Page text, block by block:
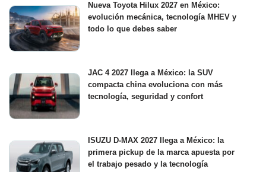
Nueva Toyota Hilux 2027 en México:
evolución mecánica, tecnología MHEV y
todo lo que debes saber
JAC 4 2027 llega a México: la SUV
compacta china evoluciona con más
tecnología, seguridad y confort
ISUZU D-MAX 2027 llega a México: la
primera pickup de la marca apuesta por
el trabajo pesado y la tecnología